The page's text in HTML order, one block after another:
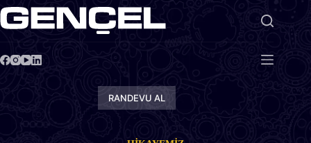
Skip
to
content
RANDEVU AL